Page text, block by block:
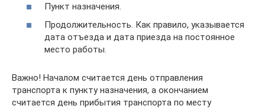
Пункт назначения.
Продолжительность. Как правило, указывается
дата отъезда и дата приезда на постоянное
место работы.
Важно! Началом считается день отправления
транспорта к пункту назначения, а окончанием
считается день прибытия транспорта по месту